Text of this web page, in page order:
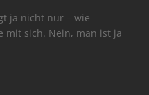
ja nicht nur – wie
mit sich. Nein, man ist ja